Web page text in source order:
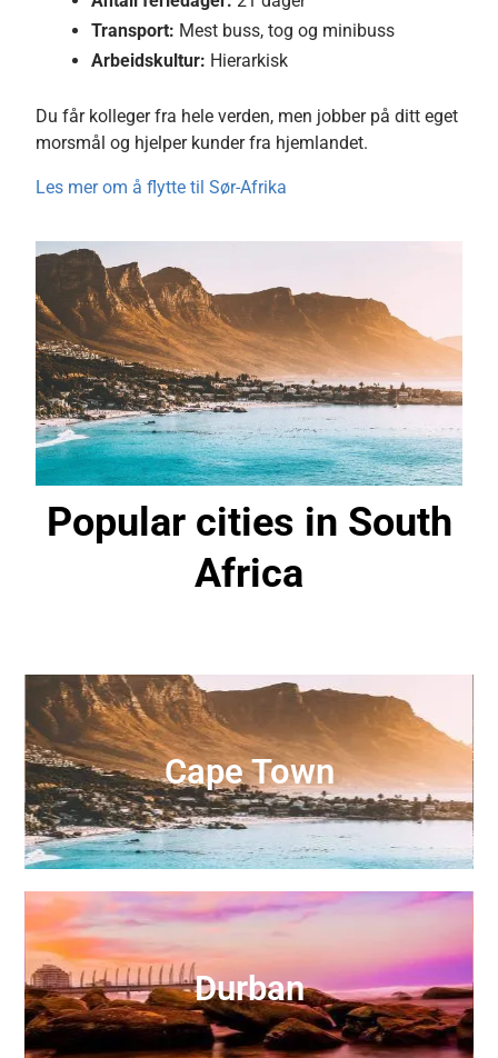
Transport: Mest buss, tog og minibuss
Arbeidskultur: Hierarkisk
Du får kolleger fra hele verden, men jobber på ditt eget
morsmål og hjelper kunder fra hjemlandet.
Les mer om å flytte til Sør-Afrika
Popular cities in South
Africa
Cape Town
Durban